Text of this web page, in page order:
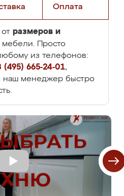
Оплата
размеров и
мебели. Просто
из телефонов:
(495) 665-24-01,
наш менеджер быстро